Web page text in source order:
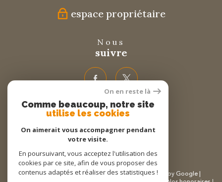
espace propriétaire
Nous
suivre
Nous
© 2026 | Tous droits réservés | Traduction powered by Google |
On en reste là
Comme beaucoup, notre site
utilise les cookies
On aimerait vous accompagner pendant
votre visite.
En poursuivant, vous acceptez l'utilisation des
cookies par ce site, afin de vous proposer des
contenus adaptés et réaliser des statistiques !